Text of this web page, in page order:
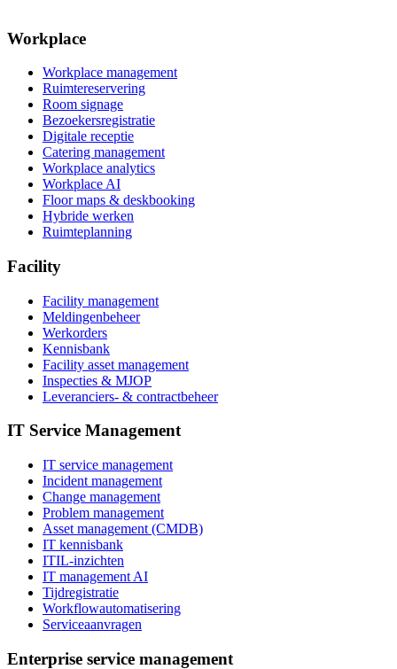
Workplace
Workplace management
Ruimtereservering
Room signage
Bezoekersregistratie
Digitale receptie
Catering management
Workplace analytics
Workplace AI
Floor maps & deskbooking
Hybride werken
Ruimteplanning
Facility
Facility management
Meldingenbeheer
Werkorders
Kennisbank
Facility asset management
Inspecties & MJOP
Leveranciers- & contractbeheer
IT Service Management
IT service management
Incident management
Change management
Problem management
Asset management (CMDB)
IT kennisbank
ITIL-inzichten
IT management AI
Tijdregistratie
Workflowautomatisering
Serviceaanvragen
Enterprise service management